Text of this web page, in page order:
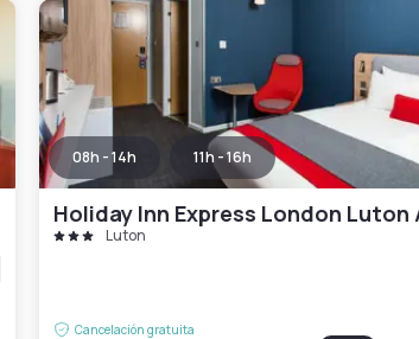
08h - 14h 11h - 16h
Luton
Cancelación gratuita